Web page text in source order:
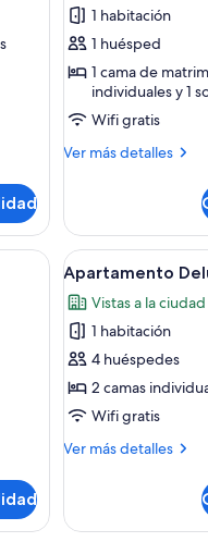
de
Estudio,
terraza
1 habitación
1 huésped
1 cama de
individuales y 1
Wifi gratis
Ver más detalles
Más
terraza
cama, un escritorio, una silla
Abrir
todas
las
fotos
de
Apartamento
Deluxe,
habitación
7
Apartamento
Vistas a la ciudad
1 habitación
4 huéspedes
2 camas
Wifi gratis
Ver más detalles
Más
Deluxe,